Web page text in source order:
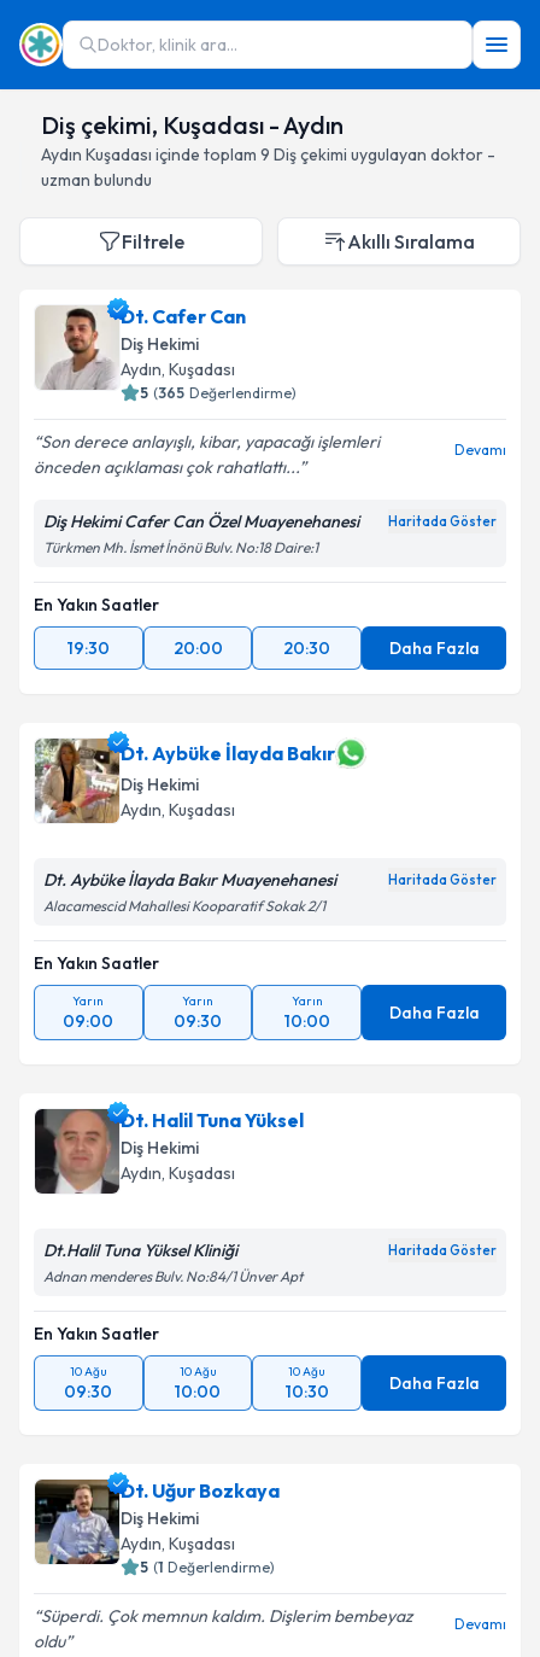
Doktor, klinik ara...
Diş çekimi, Kuşadası - Aydın
Aydın Kuşadası içinde toplam 9 Diş çekimi uygulayan doktor -
uzman bulundu
Filtrele Akıllı Sıralama
Dt. Cafer Can
Diş Hekimi
Aydın, Kuşadası
5 (365 Değerlendirme)
Son derece anlayışlı, kibar, yapacağı işlemleri
önceden açıklaması çok rahatlattı...
Devamı
Diş Hekimi Cafer Can Özel Muayenehanesi Haritada Göster
Türkmen Mh. İsmet İnönü Bulv. No:18 Daire:1
En Yakın Saatler
19:30
20:00 20:30 Daha Fazla
Dt. Aybüke İlayda Bakır
Diş Hekimi
Aydın, Kuşadası
Dt. Aybüke İlayda Bakır Muayenehanesi Haritada Göster
Alacamescid Mahallesi Kooparatif Sokak 2/1
En Yakın Saatler
Yarın
09:00
Yarın
09:30
Yarın
10:00 Daha Fazla
Dt. Halil Tuna Yüksel
Diş Hekimi
Aydın, Kuşadası
Dt.Halil Tuna Yüksel Kliniği Haritada Göster
Adnan menderes Bulv. No:84/1 Ünver Apt
En Yakın Saatler
10 Ağu
09:30
10 Ağu
10:00
10 Ağu
10:30 Daha Fazla
Dt. Uğur Bozkaya
Diş Hekimi
Aydın, Kuşadası
5 (1 Değerlendirme)
Süperdi. Çok memnun kaldım. Dişlerim bembeyaz
oldu
Devamı